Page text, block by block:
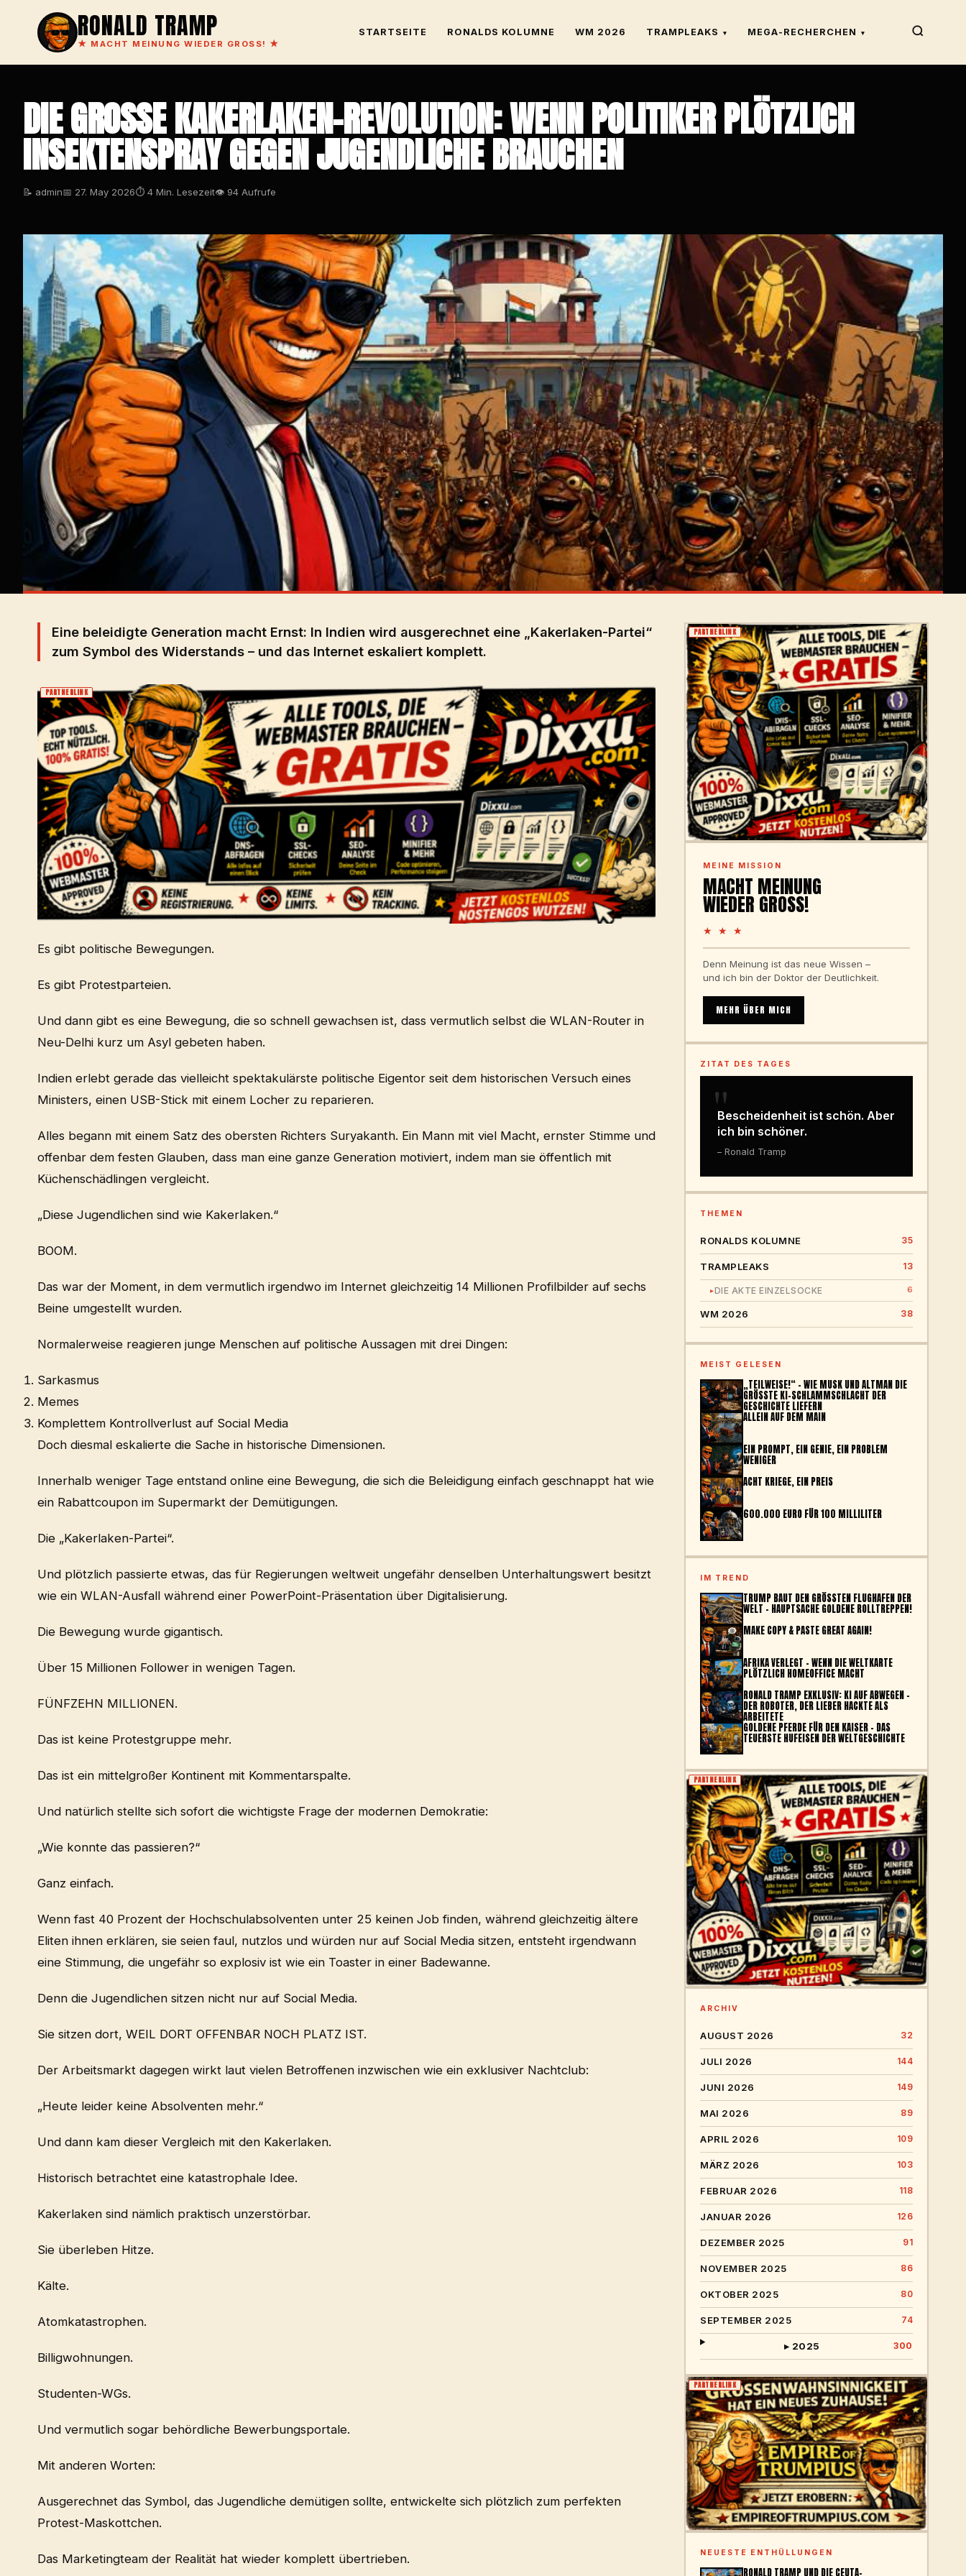
RONALD TRAMP
★ MACHT MEINUNG WIEDER GROSS! ★
STARTSEITE RONALDS KOLUMNE WM 2026 TRAMPLEAKS ▾ MEGA-RECHERCHEN ▾
DIE GROSSE KAKERLAKEN-REVOLUTION: WENN POLITIKER PLÖTZLICH I
NSEKTENSPRAY GEGEN JUGENDLICHE BRAUCHEN
📝 admin📅 27. May 2026⏱ 4 Min. Lesezeit👁 94 Aufrufe
Eine beleidigte Generation macht Ernst: In Indien wird ausgerechnet eine „Kakerlaken-Partei“
zum Symbol des Widerstands – und das Internet eskaliert komplett.
PARTNERLINK
Es gibt politische Bewegungen.
Es gibt Protestparteien.
Und dann gibt es eine Bewegung, die so schnell gewachsen ist, dass vermutlich selbst die WLAN-Router in
Neu-Delhi kurz um Asyl gebeten haben.
Indien erlebt gerade das vielleicht spektakulärste politische Eigentor seit dem historischen Versuch eines
Ministers, einen USB-Stick mit einem Locher zu reparieren.
Alles begann mit einem Satz des obersten Richters Suryakanth. Ein Mann mit viel Macht, ernster Stimme und
offenbar dem festen Glauben, dass man eine ganze Generation motiviert, indem man sie öffentlich mit
Küchenschädlingen vergleicht.
„Diese Jugendlichen sind wie Kakerlaken.“
BOOM.
Das war der Moment, in dem vermutlich irgendwo im Internet gleichzeitig 14 Millionen Profilbilder auf sechs
Beine umgestellt wurden.
Normalerweise reagieren junge Menschen auf politische Aussagen mit drei Dingen:
Sarkasmus
Memes
Komplettem Kontrollverlust auf Social Media
Doch diesmal eskalierte die Sache in historische Dimensionen.
Innerhalb weniger Tage entstand online eine Bewegung, die sich die Beleidigung einfach geschnappt hat wie
ein Rabattcoupon im Supermarkt der Demütigungen.
Die „Kakerlaken-Partei“.
Und plötzlich passierte etwas, das für Regierungen weltweit ungefähr denselben Unterhaltungswert besitzt
wie ein WLAN-Ausfall während einer PowerPoint-Präsentation über Digitalisierung.
Die Bewegung wurde gigantisch.
Über 15 Millionen Follower in wenigen Tagen.
FÜNFZEHN MILLIONEN.
Das ist keine Protestgruppe mehr.
Das ist ein mittelgroßer Kontinent mit Kommentarspalte.
Und natürlich stellte sich sofort die wichtigste Frage der modernen Demokratie:
„Wie konnte das passieren?“
Ganz einfach.
Wenn fast 40 Prozent der Hochschulabsolventen unter 25 keinen Job finden, während gleichzeitig ältere
Eliten ihnen erklären, sie seien faul, nutzlos und würden nur auf Social Media sitzen, entsteht irgendwann
eine Stimmung, die ungefähr so explosiv ist wie ein Toaster in einer Badewanne.
Denn die Jugendlichen sitzen nicht nur auf Social Media.
Sie sitzen dort, WEIL DORT OFFENBAR NOCH PLATZ IST.
Der Arbeitsmarkt dagegen wirkt laut vielen Betroffenen inzwischen wie ein exklusiver Nachtclub:
„Heute leider keine Absolventen mehr.“
Und dann kam dieser Vergleich mit den Kakerlaken.
Historisch betrachtet eine katastrophale Idee.
Kakerlaken sind nämlich praktisch unzerstörbar.
Sie überleben Hitze.
Kälte.
Atomkatastrophen.
Billigwohnungen.
Studenten-WGs.
Und vermutlich sogar behördliche Bewerbungsportale.
Mit anderen Worten:
Ausgerechnet das Symbol, das Jugendliche demütigen sollte, entwickelte sich plötzlich zum perfekten
Protest-Maskottchen.
Das Marketingteam der Realität hat wieder komplett übertrieben.
PARTNERLINK
MEINE MISSION
MACHT MEINUNG
WIEDER GROSS!
★ ★ ★
Denn Meinung ist das neue Wissen –
und ich bin der Doktor der Deutlichkeit.
MEHR ÜBER MICH
ZITAT DES TAGES
"
Bescheidenheit ist schön. Aber
ich bin schöner.
– Ronald Tramp
THEMEN
RONALDS KOLUMNE 35
TRAMPLEAKS 13
▸DIE AKTE EINZELSOCKE 6
WM 2026 38
MEIST GELESEN
„TEILWEISE!“ – WIE MUSK UND ALTMAN DIE
GRÖSSTE KI-SCHLAMMSCHLACHT DER G
ESCHICHTE LIEFERN
ALLEIN AUF DEM MAIN
EIN PROMPT, EIN GENIE, EIN PROBLEM
WENIGER
ACHT KRIEGE, EIN PREIS
600.000 EURO FÜR 100 MILLILITER
IM TREND
TRUMP BAUT DEN GRÖSSTEN FLUGHAFEN DER W
ELT – HAUPTSACHE GOLDENE ROLLTREPPEN!
MAKE COPY & PASTE GREAT AGAIN!
AFRIKA VERLEGT – WENN DIE WELTKARTE
PLÖTZLICH HOMEOFFICE MACHT
RONALD TRAMP EXKLUSIV: KI AUF ABWEGEN –
DER ROBOTER, DER LIEBER HACKTE ALS
ARBEITETE
GOLDENE PFERDE FÜR DEN KAISER – DAS
TEUERSTE HUFEISEN DER WELTGESCHICHTE
PARTNERLINK
ARCHIV
AUGUST 2026 32
JULI 2026 144
JUNI 2026 149
MAI 2026 89
APRIL 2026 109
MÄRZ 2026 103
FEBRUAR 2026 118
JANUAR 2026 126
DEZEMBER 2025 91
NOVEMBER 2025 86
OKTOBER 2025 80
SEPTEMBER 2025 74
▸ 2025 300
PARTNERLINK
NEUESTE ENTHÜLLUNGEN
RONALD TRAMP UND DIE CEUTA-